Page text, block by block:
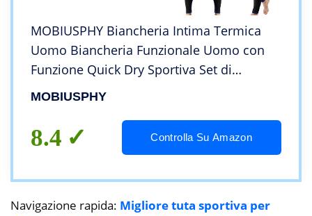
MOBIUSPHY Biancheria Intima Termica
Uomo Biancheria Funzionale Uomo con
Funzione Quick Dry Sportiva Set di
Biancheria Intima Base Layer Traspirante
Nero (S)
MOBIUSPHY
8.4 Controlla Su Amazon
Navigazione rapida: Migliore tuta sportiva per